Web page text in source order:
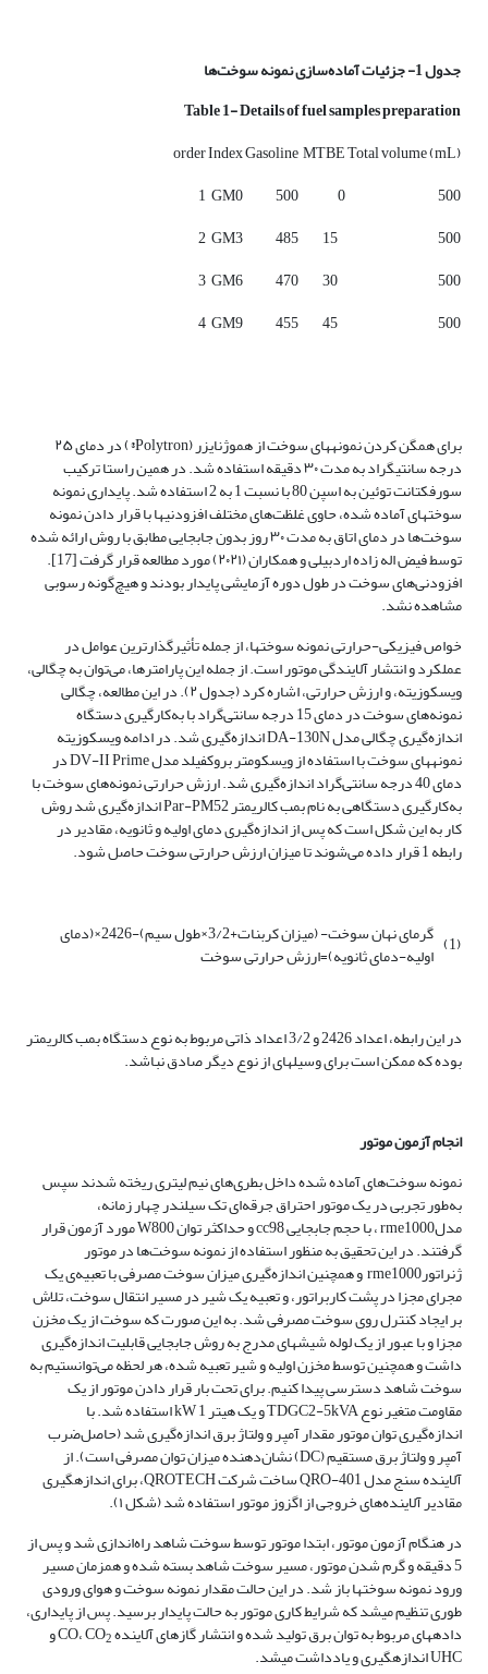
جدول 1- جزئیات آماده‌سازی نمونه سوخت‌ها
Table 1- Details of fuel samples preparation
Total volume (mL)
MTBE
Gasoline
Index
order
500
0
500
GM0
1
500
15
485
GM3
2
500
30
470
GM6
3
500
45
455
GM9
4
برای همگن کردن نمونه­های سوخت از هموژنایزر (Polytron®) در دمای ۲۵
درجه سانتی­گراد به مدت ۳۰ دقیقه استفاده شد. در همین راستا ترکیب
سورفکتانت توئین به اسپن 80 با نسبت 1 به 2 استفاده شد. پایداری نمونه
سوخت­های آماده شده، حاوی غلظت‌های مختلف افزودنی­ها با قرار دادن نمونه
سوخت‌ها در دمای اتاق به مدت ۳۰ روز بدون جابجایی مطابق با روش ارائه شده
توسط فیض اله زاده اردبیلی و همکاران (۲۰۲۱) مورد مطالعه قرار گرفت [17].
افزودنی‌های سوخت در طول دوره آزمایشی پایدار بودند و هیچ‌گونه رسوبی
مشاهده نشد.
خواص فیزیکی-حرارتی نمونه سوخت­ها، از جمله تأثیرگذارترین عوامل در
عملکرد و انتشار آلایندگی موتور است. از جمله این پارامترها، می‌توان به چگالی،
ویسکوزیته، و ارزش حرارتی، اشاره کرد (جدول ۲). در این مطالعه، چگالی
نمونه‌های سوخت در دمای 15 درجه سانتی‌گراد با به‌کارگیری دستگاه
اندازه‌گیری چگالی مدل DA-130N اندازه‌گیری شد. در ادامه ویسکوزیته
نمونه­های سوخت با استفاده از ویسکومتر بروکفیلد مدل DV-II Prime در
دمای 40 درجه سانتی‌گراد اندازه‌گیری شد. ارزش حرارتی نمونه‌های سوخت با
به‌کارگیری دستگاهی به نام بمب کالری­متر Par-PM52 اندازه‌گیری شد روش
کار به این شکل است که پس از اندازه‌گیری دمای اولیه و ثانویه، مقادیر در
رابطه 1 قرار داده می‌شوند تا میزان ارزش حرارتی سوخت حاصل شود.
(1) گرمای نهان سوخت- (میزان کربنات+3/2×طول سیم)-2426×(دمای
اولیه-دمای ثانویه)=ارزش حرارتی سوخت
در این رابطه، اعداد 2426 و 3/2 اعداد ذاتی مربوط به نوع دستگاه بمب کالری­متر
بوده که ممکن است برای وسیله­ای از نوع دیگر صادق نباشد.
انجام آزمون موتور
نمونه سوخت‌های آماده شده داخل بطری‌های نیم لیتری ریخته شدند سپس
به‌طور تجربی در یک موتور احتراق جرقه‌ای تک سیلندر چهار زمانه،
مدلrme1000 ، با حجم جابجایی cc98 و حداکثر توان W800 مورد آزمون قرار
گرفتند. در این تحقیق به منظور استفاده از نمونه سوخت‌ها در موتور
ژنراتورrme1000 و همچنین اندازه‌گیری میزان سوخت مصرفی با تعبیه‌ی یک
مجرای مجزا در پشت کاربراتور، و تعبیه یک شیر در مسیر انتقال سوخت، تلاش
بر ایجاد کنترل روی سوخت مصرفی شد. به این صورت که سوخت از یک مخزن
مجزا و با عبور از یک لوله شیشه­ای مدرج به روش جابجایی قابلیت اندازه‌گیری
داشت و همچنین توسط مخزن اولیه و شیر تعبیه شده، هر لحظه می‌توانستیم به
سوخت شاهد دسترسی پیدا کنیم. برای تحت بار قرار دادن موتور از یک
مقاومت متغیر نوع TDGC2-5kVA و یک هیتر kW 1 استفاده شد. با
اندازه‌گیری توان موتور مقدار آمپر و ولتاژ برق اندازه‌گیری شد (حاصل‌ضرب
آمپر و ولتاژ برق مستقیم (DC) نشان‌دهنده میزان توان مصرفی است). از
آلاینده سنج مدل QRO-401 ساخت شرکت QROTECH، برای اندازه­گیری
مقادیر آلاینده‌های خروجی از اگزوز موتور استفاده شد (شکل ۱).
در هنگام آزمون موتور، ابتدا موتور توسط سوخت شاهد راه‌اندازی ‌شد و پس از
5 دقیقه و گرم شدن موتور، مسیر سوخت شاهد بسته شده و همزمان مسیر
ورود نمونه سوخت­ها باز شد. در این حالت مقدار نمونه سوخت و هوای ورودی
طوری تنظیم می­شد که شرایط کاری موتور به حالت پایدار برسید. پس از پایداری،
داده­های مربوط به توان برق تولید شده و انتشار گازهای آلاینده CO، CO2 و
UHC اندازه­گیری و یادداشت می­شد.